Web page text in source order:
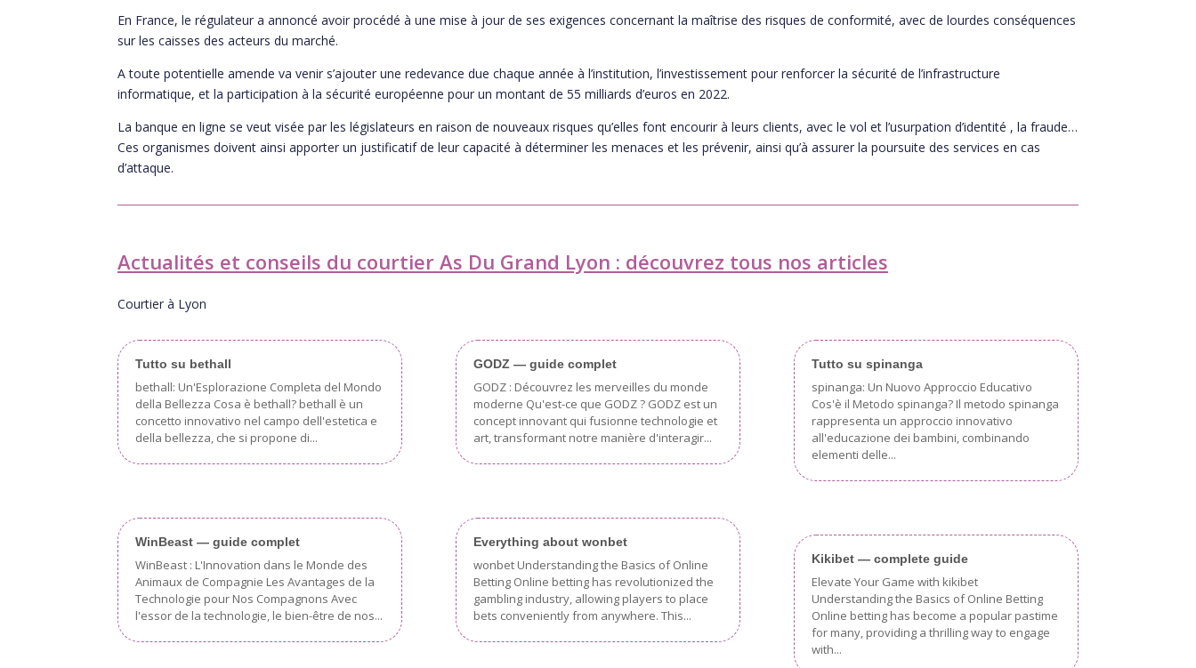
En France, le régulateur a annoncé avoir procédé à une mise à jour de ses exigences concernant la maîtrise des risques de conformité, avec de lourdes conséquences
sur les caisses des acteurs du marché.
A toute potentielle amende va venir s’ajouter une redevance due chaque année à l’institution, l’investissement pour renforcer la sécurité de l’infrastructure
informatique, et la participation à la sécurité européenne pour un montant de 55 milliards d’euros en 2022.
La banque en ligne se veut visée par les législateurs en raison de nouveaux risques qu’elles font encourir à leurs clients, avec le vol et l’usurpation d’identité , la fraude…
Ces organismes doivent ainsi apporter un justificatif de leur capacité à déterminer les menaces et les prévenir, ainsi qu’à assurer la poursuite des services en cas
d’attaque.
Actualités et conseils du courtier As Du Grand Lyon : découvrez tous nos articles
Courtier à Lyon
Tutto su bethall
bethall: Un'Esplorazione Completa del Mondo
della Bellezza Cosa è bethall? bethall è un
concetto innovativo nel campo dell'estetica e
della bellezza, che si propone di...
WinBeast — guide complet
WinBeast : L'Innovation dans le Monde des
Animaux de Compagnie Les Avantages de la
Technologie pour Nos Compagnons Avec
l'essor de la technologie, le bien-être de nos...
GODZ — guide complet
GODZ : Découvrez les merveilles du monde
moderne Qu'est-ce que GODZ ? GODZ est un
concept innovant qui fusionne technologie et
art, transformant notre manière d'interagir...
Everything about wonbet
wonbet Understanding the Basics of Online
Betting Online betting has revolutionized the
gambling industry, allowing players to place
bets conveniently from anywhere. This...
Tutto su spinanga
spinanga: Un Nuovo Approccio Educativo
Cos'è il Metodo spinanga? Il metodo spinanga
rappresenta un approccio innovativo
all'educazione dei bambini, combinando
elementi delle...
Kikibet — complete guide
Elevate Your Game with kikibet
Understanding the Basics of Online Betting
Online betting has become a popular pastime
for many, providing a thrilling way to engage
with...